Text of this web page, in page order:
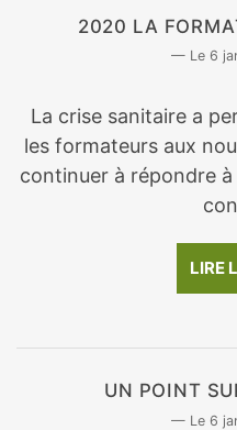
2020 LA
6
La crise sanitaire a
les formateurs aux
continuer à répondre
LIRE
UN POINT
6